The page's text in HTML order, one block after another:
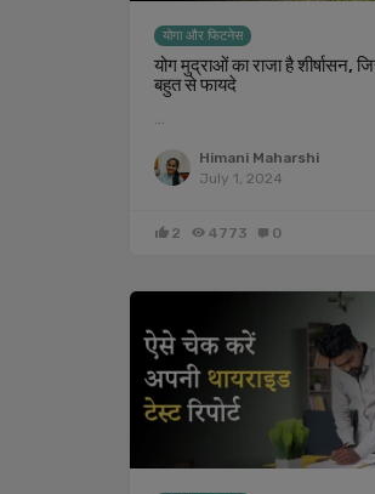
योगा और फिटनेस
योग मुद्राओं का राजा है शीर्षासन,
बहुत से फायदे
…
Himani Maharshi
July 1, 2024
2 4773 0